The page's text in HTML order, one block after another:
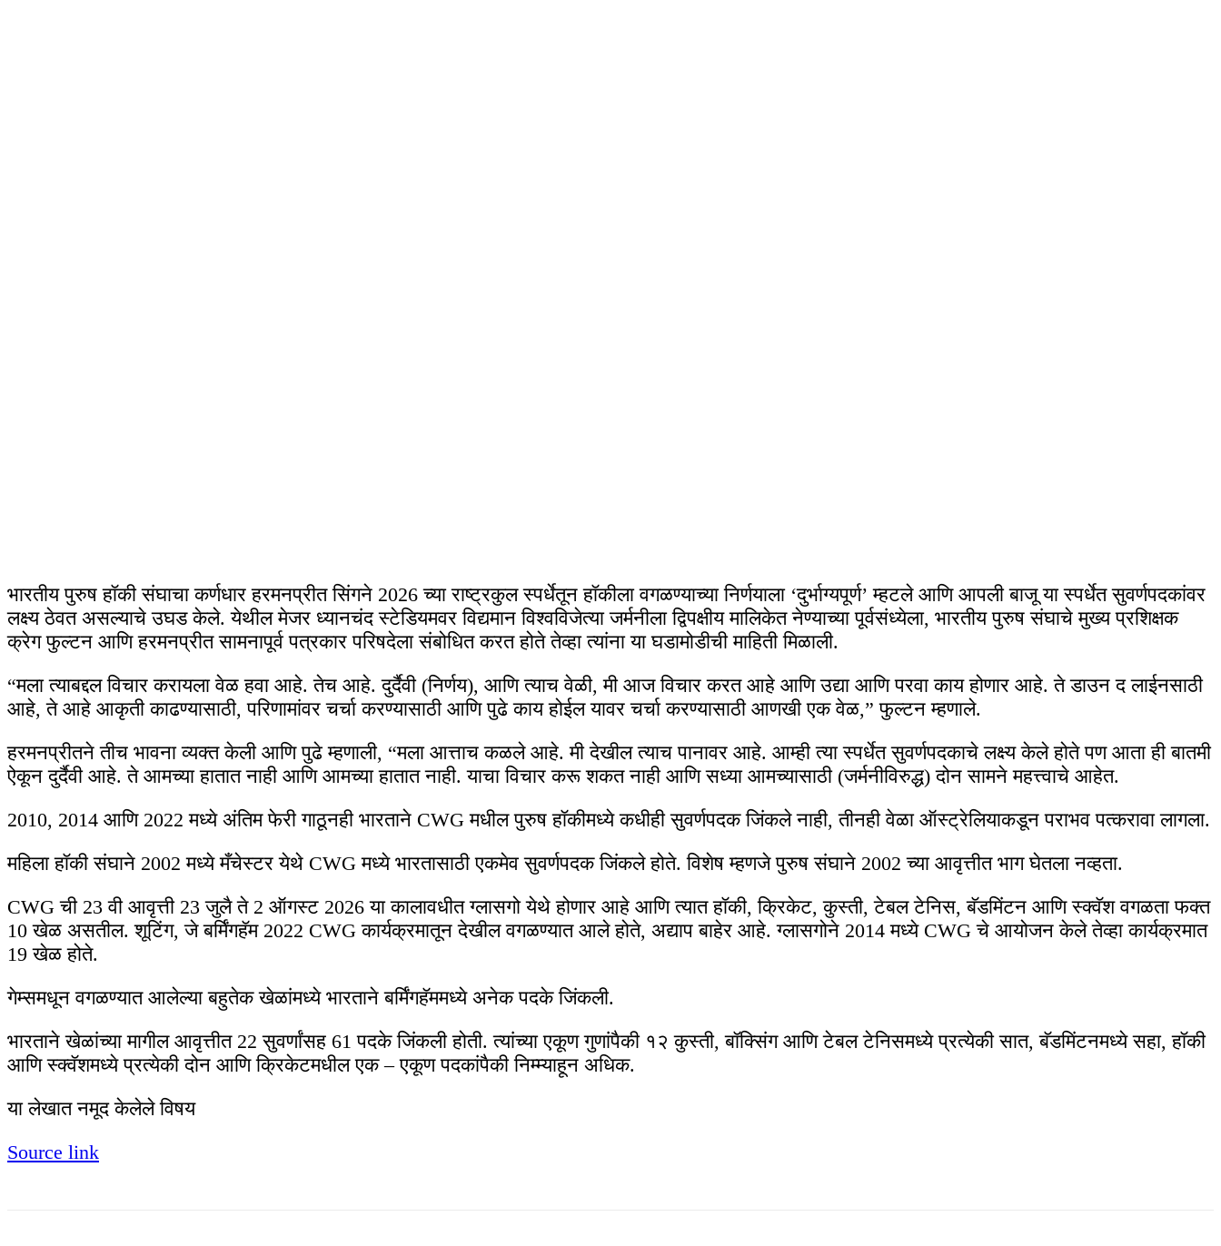
भारतीय पुरुष हॉकी संघाचा कर्णधार हरमनप्रीत सिंगने 2026 च्या राष्ट्रकुल स्पर्धेतून हॉकीला वगळण्याच्या निर्णयाला ‘दुर्भाग्यपूर्ण’ म्हटले आणि आपली बाजू या स्पर्धेत सुवर्णपदकांवर
लक्ष्य ठेवत असल्याचे उघड केले. येथील मेजर ध्यानचंद स्टेडियमवर विद्यमान विश्वविजेत्या जर्मनीला द्विपक्षीय मालिकेत नेण्याच्या पूर्वसंध्येला, भारतीय पुरुष संघाचे मुख्य प्रशिक्षक
क्रेग फुल्टन आणि हरमनप्रीत सामनापूर्व पत्रकार परिषदेला संबोधित करत होते तेव्हा त्यांना या घडामोडीची माहिती मिळाली.
“मला त्याबद्दल विचार करायला वेळ हवा आहे. तेच आहे. दुर्दैवी (निर्णय), आणि त्याच वेळी, मी आज विचार करत आहे आणि उद्या आणि परवा काय होणार आहे. ते डाउन द लाईनसाठी
आहे, ते आहे आकृती काढण्यासाठी, परिणामांवर चर्चा करण्यासाठी आणि पुढे काय होईल यावर चर्चा करण्यासाठी आणखी एक वेळ,” फुल्टन म्हणाले.
हरमनप्रीतने तीच भावना व्यक्त केली आणि पुढे म्हणाली, “मला आत्ताच कळले आहे. मी देखील त्याच पानावर आहे. आम्ही त्या स्पर्धेत सुवर्णपदकाचे लक्ष्य केले होते पण आता ही बातमी
ऐकून दुर्दैवी आहे. ते आमच्या हातात नाही आणि आमच्या हातात नाही. याचा विचार करू शकत नाही आणि सध्या आमच्यासाठी (जर्मनीविरुद्ध) दोन सामने महत्त्वाचे आहेत.
2010, 2014 आणि 2022 मध्ये अंतिम फेरी गाठूनही भारताने CWG मधील पुरुष हॉकीमध्ये कधीही सुवर्णपदक जिंकले नाही, तीनही वेळा ऑस्ट्रेलियाकडून पराभव पत्करावा लागला.
महिला हॉकी संघाने 2002 मध्ये मँचेस्टर येथे CWG मध्ये भारतासाठी एकमेव सुवर्णपदक जिंकले होते. विशेष म्हणजे पुरुष संघाने 2002 च्या आवृत्तीत भाग घेतला नव्हता.
CWG ची 23 वी आवृत्ती 23 जुलै ते 2 ऑगस्ट 2026 या कालावधीत ग्लासगो येथे होणार आहे आणि त्यात हॉकी, क्रिकेट, कुस्ती, टेबल टेनिस, बॅडमिंटन आणि स्क्वॅश वगळता फक्त
10 खेळ असतील. शूटिंग, जे बर्मिंगहॅम 2022 CWG कार्यक्रमातून देखील वगळण्यात आले होते, अद्याप बाहेर आहे. ग्लासगोने 2014 मध्ये CWG चे आयोजन केले तेव्हा कार्यक्रमात
19 खेळ होते.
गेम्समधून वगळण्यात आलेल्या बहुतेक खेळांमध्ये भारताने बर्मिंगहॅममध्ये अनेक पदके जिंकली.
भारताने खेळांच्या मागील आवृत्तीत 22 सुवर्णांसह 61 पदके जिंकली होती. त्यांच्या एकूण गुणांपैकी १२ कुस्ती, बॉक्सिंग आणि टेबल टेनिसमध्ये प्रत्येकी सात, बॅडमिंटनमध्ये सहा, हॉकी
आणि स्क्वॅशमध्ये प्रत्येकी दोन आणि क्रिकेटमधील एक – एकूण पदकांपैकी निम्म्याहून अधिक.
या लेखात नमूद केलेले विषय
Source link